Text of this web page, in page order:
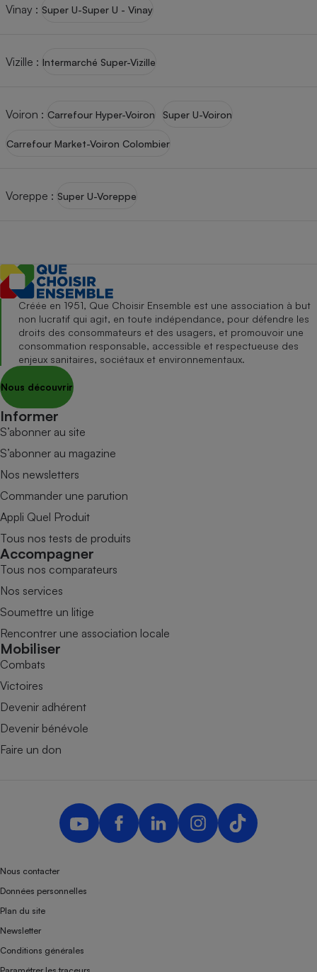
Vinay : Super U-Super U - Vinay
Vizille : Intermarché Super-Vizille
Voiron : Carrefour Hyper-Voiron Super U-Voiron
Carrefour Market-Voiron Colombier
Voreppe : Super U-Voreppe
Créée en 1951, Que Choisir Ensemble est une association à but
non lucratif qui agit, en toute indépendance, pour défendre les
droits des consommateurs et des usagers, et promouvoir une
consommation responsable, accessible et respectueuse des
enjeux sanitaires, sociétaux et environnementaux.
Nous découvrir
Informer
S’abonner au site
S’abonner au magazine
Nos newsletters
Commander une parution
Appli Quel Produit
Tous nos tests de produits
Accompagner
Tous nos comparateurs
Nos services
Soumettre un litige
Rencontrer une association locale
Mobiliser
Combats
Victoires
Devenir adhérent
Devenir bénévole
Faire un don
Nous contacter
Données personnelles
Plan du site
Newsletter
Conditions générales